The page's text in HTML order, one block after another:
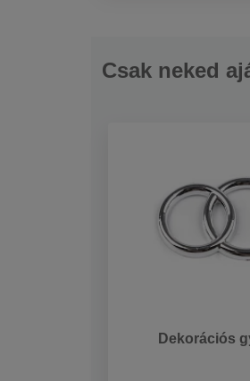
Csak neked
Dekorációs